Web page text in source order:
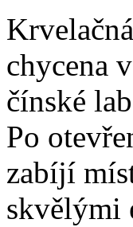
chycena
čínské
Po
zabíjí
skvělými